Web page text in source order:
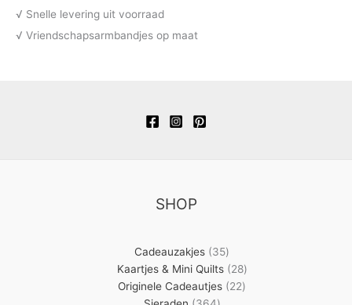
√ Snelle levering uit voorraad
√ Vriendschapsarmbandjes op maat
SHOP
Cadeauzakjes 3535
producten
Kaartjes & Mini Quilts 2828
producten
Originele Cadeautjes 2222
364